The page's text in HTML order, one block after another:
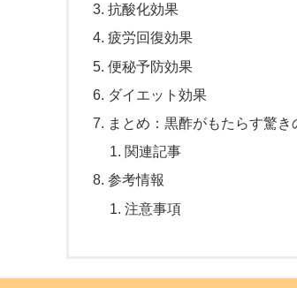
抗酸化効果
疲労回復効果
便秘予防効果
ダイエット効果
まとめ：黒酢がもたらす驚き
関連記事
参考情報
注意事項